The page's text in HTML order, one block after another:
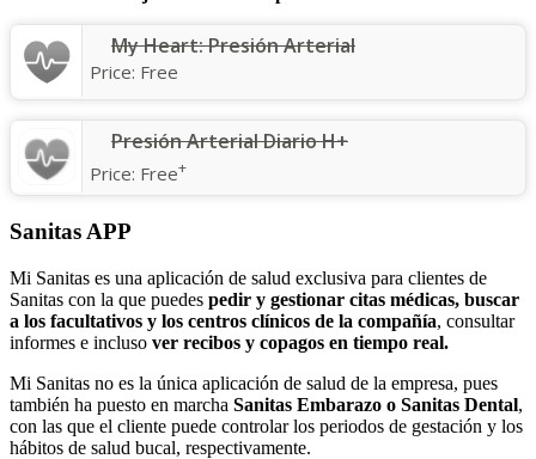
My Heart: Presión Arterial
Price: Free
Presión Arterial Diario H+
Price: Free+
Sanitas APP
Mi Sanitas es una aplicación de salud exclusiva para clientes de
Sanitas con la que puedes pedir y gestionar citas médicas, buscar
a los facultativos y los centros clínicos de la compañía, consultar
informes e incluso ver recibos y copagos en tiempo real.
Mi Sanitas no es la única aplicación de salud de la empresa, pues
también ha puesto en marcha Sanitas Embarazo o Sanitas Dental,
con las que el cliente puede controlar los periodos de gestación y los
hábitos de salud bucal, respectivamente.